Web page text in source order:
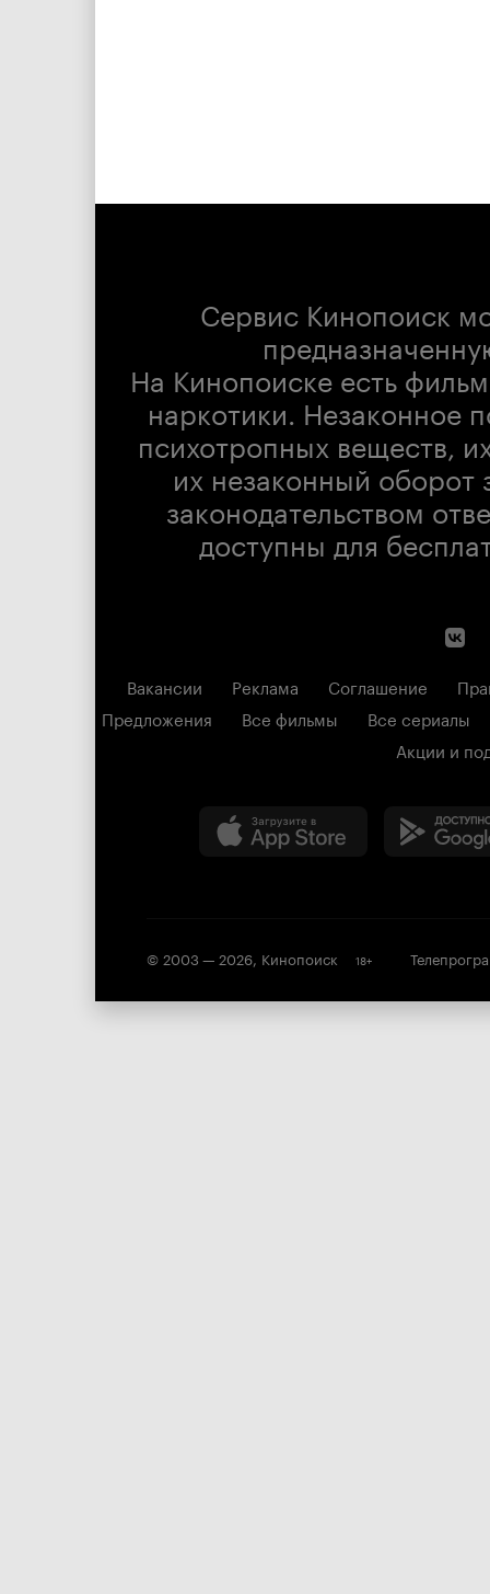
Сервис Кинопоиск
На Кинопоиске есть
наркотики. Незаконное
психотропных веществ,
их незаконный оборот
законодательством
доступны для
Вакансии Реклама Соглашение
Предложения
Все фильмы
Все сериалы
Акции и
© 2003 — 2026, Кинопоиск 18+